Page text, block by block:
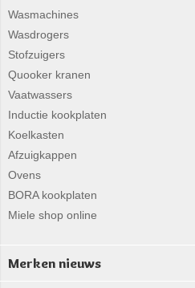
Wasmachines
Wasdrogers
Stofzuigers
Quooker kranen
Vaatwassers
Inductie kookplaten
Koelkasten
Afzuigkappen
Ovens
BORA kookplaten
Miele shop online
Merken nieuws